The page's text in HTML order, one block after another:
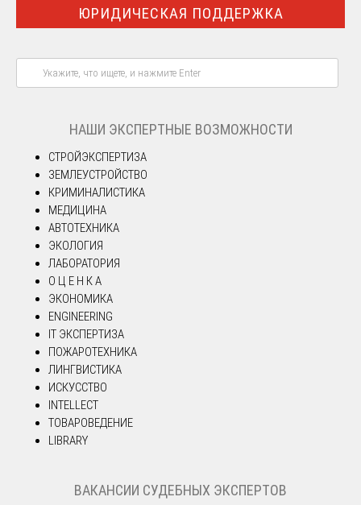
ЮРИДИЧЕСКАЯ ПОДДЕРЖКА
НАШИ ЭКСПЕРТНЫЕ ВОЗМОЖНОСТИ
СТРОЙЭКСПЕРТИЗА
ЗЕМЛЕУСТРОЙСТВО
КРИМИНАЛИСТИКА
МЕДИЦИНА
АВТОТЕХНИКА
ЭКОЛОГИЯ
ЛАБОРАТОРИЯ
О Ц Е Н К А
ЭКОНОМИКА
ENGINEERING
IT ЭКСПЕРТИЗА
ПОЖАРОТЕХНИКА
ЛИНГВИСТИКА
ИСКУССТВО
INTELLECT
ТОВАРОВЕДЕНИЕ
LIBRARY
ВАКАНСИИ СУДЕБНЫХ ЭКСПЕРТОВ